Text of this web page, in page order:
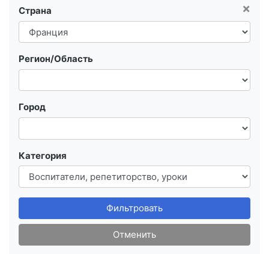
×
Страна
Регион/Область
Город
Категория
Фильтровать
Отменить